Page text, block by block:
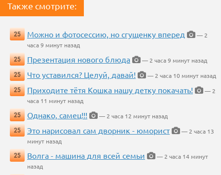
Также смотрите:
25 Можно и фотосессию, но сгущенку вперед
— 2
часа 9 минут назад
25
Презентация нового блюда
— 2 часа 9 минут назад
25
Что уставился? Целуй, давай!
— 2 часа 10 минут назад
25
Приходите тётя Кошка нашу детку покачать!
— 2
часа 11 минут назад
25
Однако, самец!!!
— 2 часа 12 минут назад
25
Это нарисовал сам дворник - юморист
— 2 часа 13
минут назад
25
Волга - машина для всей семьи
— 2 часа 14 минут
назад